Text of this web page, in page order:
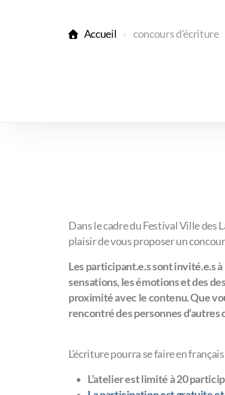
Accueil concours d'écriture
Dans le cadre du Festival Ville
plaisir de vous proposer un
Les participant.e.s sont invité.e.s
sensations, les émotions et des
proximité avec le contenu. Que
rencontré des personnes
L’écriture pourra se faire en
L’atelier est limité à 20